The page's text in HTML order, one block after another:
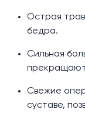
Острая
бедра.
Сильная
Свежие
суставе,